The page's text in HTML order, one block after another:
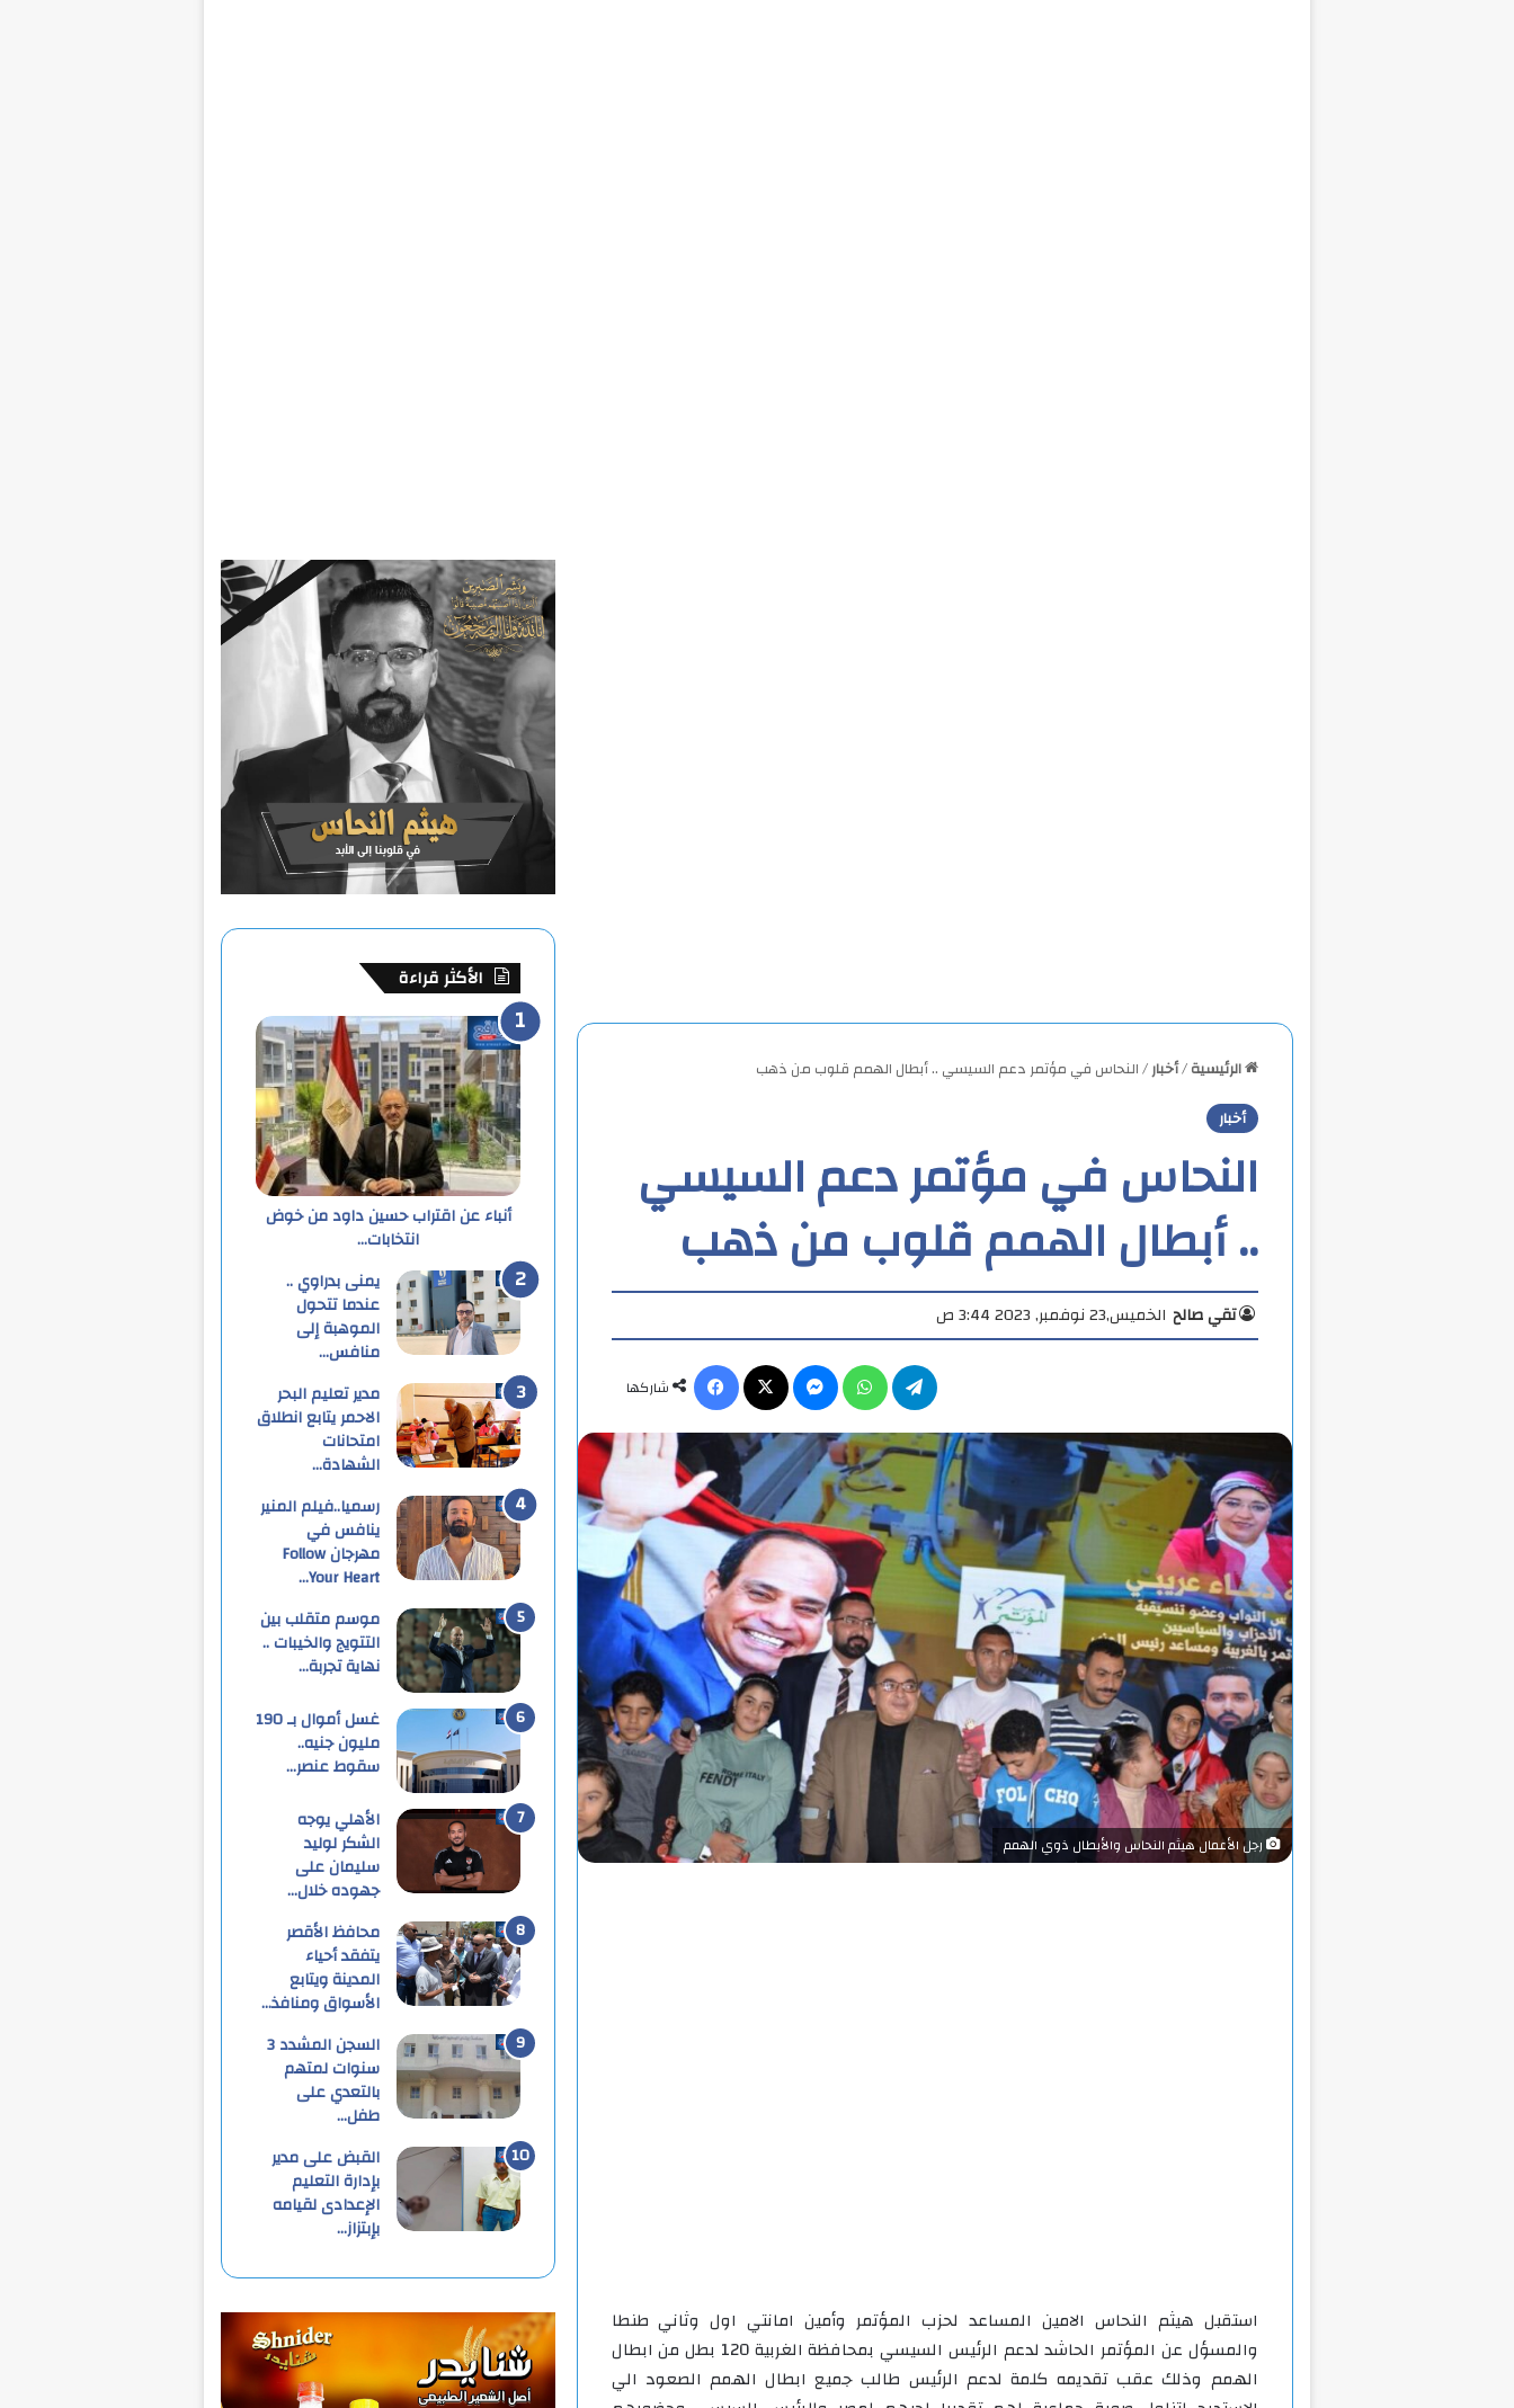
الرئيسية/أخبار/النحاس في مؤتمر دعم السيسي .. أبطال الهمم قلوب من ذهب
أخبار
النحاس في مؤتمر دعم السيسي
.. أبطال الهمم قلوب من ذهب
تقي صالح الخميس,23 نوفمبر, 2023 3:44 ص
شاركها
ماسنجر واتساب تيلقرام
رجل الأعمال هيثم النحاس والأبطال ذوي الهمم
استقبل هيثم النحاس الامين المساعد لحزب المؤتمر وأمين امانتي اول وثاني طنطا
والمسؤل عن المؤتمر الحاشد لدعم الرئيس السيسي بمحافظة الغربية 120 بطل من ابطال
الهمم وذلك عقب تقديمه كلمة لدعم الرئيس طالب جميع ابطال الهمم الصعود الي
الأكثر قراءة
أنباء عن اقتراب حسين داود من خوض
انتخابات…
يمنى بدراوي ..
عندما تتحول
الموهبة إلى
منافس…
مدير تعليم البحر
الاحمر يتابع انطلاق
امتحانات
الشهادة…
رسميا..فيلم المنير
ينافس في
مهرجان Follow
Your Heart…
موسم متقلب بين
التتويج والخيبات ..
نهاية تجربة…
غسل أموال بـ 190
مليون جنيه..
سقوط عنصر…
الأهلي يوجه
الشكر لوليد
سليمان على
جهوده خلال…
محافظ الأقصر
يتفقد أحياء
المدينة ويتابع
الأسواق ومنافذ…
السجن المشدد 3
سنوات لمتهم
بالتعدي على
طفل…
القبض على مدير
بإدارة التعليم
الإعدادى لقيامه
بإبتزاز…